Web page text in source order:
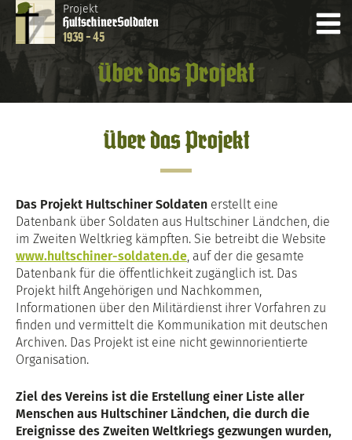
Projekt
HultschinerSoldaten
1939 - 45
Über das Projekt
Über das Projekt
Das Projekt Hultschiner Soldaten erstellt eine
Datenbank über Soldaten aus Hultschiner Ländchen, die
im Zweiten Weltkrieg kämpften. Sie betreibt die Website
www.hultschiner-soldaten.de, auf der die gesamte
Datenbank für die öffentlichkeit zugänglich ist. Das
Projekt hilft Angehörigen und Nachkommen,
Informationen über den Militärdienst ihrer Vorfahren zu
finden und vermittelt die Kommunikation mit deutschen
Archiven. Das Projekt ist eine nicht gewinnorientierte
Organisation.
Ziel des Vereins ist die Erstellung einer Liste aller
Menschen aus Hultschiner Ländchen, die durch die
Ereignisse des Zweiten Weltkriegs gezwungen wurden,